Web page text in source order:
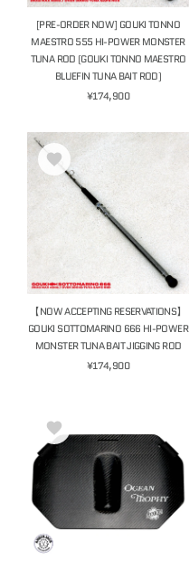
[PRE-ORDER NOW] GOUKI TONNO
MAESTRO 555 HI-POWER MONSTER
TUNA ROD (GOUKI TONNO MAESTRO
BLUEFIN TUNA BAIT ROD)
¥174,900
【NOW ACCEPTING RESERVATIONS】
GOUKI SOTTOMARINO 666 HI-POWER
MONSTER TUNA BAIT JIGGING ROD
¥174,900